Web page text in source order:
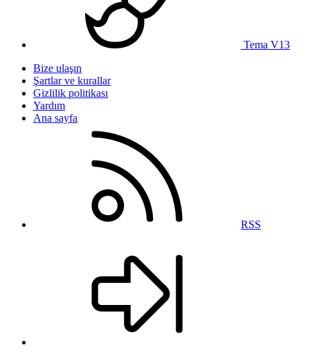
Tema V13
Bize ulaşın
Şartlar ve kurallar
Gizlilik politikası
Yardım
Ana sayfa
RSS